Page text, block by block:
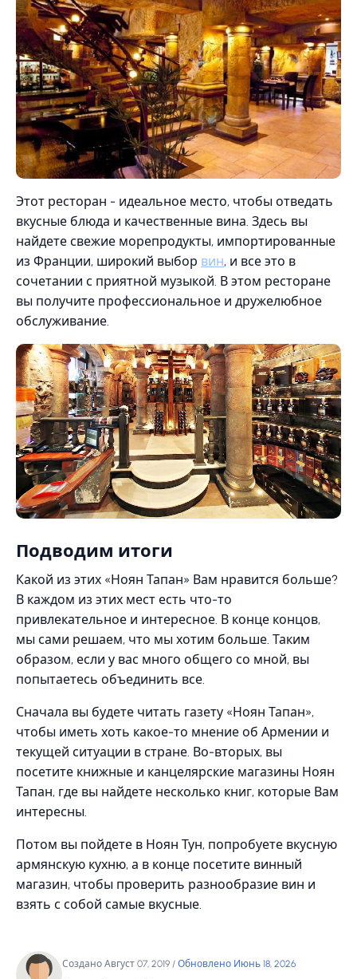
Этот ресторан - идеальное место, чтобы отведать
вкусные блюда и качественные вина. Здесь вы
найдете свежие морепродукты, импортированные
из Франции, широкий выбор вин, и все это в
сочетании с приятной музыкой. В этом ресторане
вы получите профессиональное и дружелюбное
обслуживание.
Подводим итоги
Какой из этих «Ноян Тапан» Вам нравится больше?
В каждом из этих мест есть что-то
привлекательное и интересное. В конце концов,
мы сами решаем, что мы хотим больше. Таким
образом, если у вас много общего со мной, вы
попытаетесь объединить все.
Сначала вы будете читать газету «Ноян Тапан»,
чтобы иметь хоть какое-то мнение об Армении и
текущей ситуации в стране. Во-вторых, вы
посетите книжные и канцелярские магазины Ноян
Тапан, где вы найдете несколько книг, которые Вам
интересны.
Потом вы пойдете в Ноян Тун, попробуете вкусную
армянскую кухню, а в конце посетите винный
магазин, чтобы проверить разнообразие вин и
взять с собой самые вкусные.
Создано Август 07, 2019 / Обновлено Июнь 18, 2026